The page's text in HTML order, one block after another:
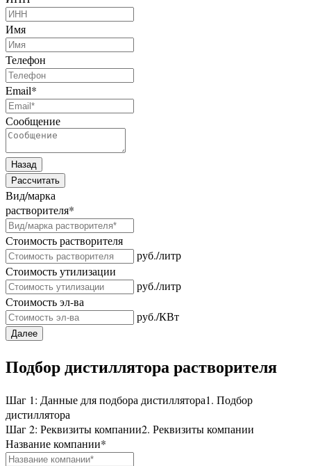
Имя
Телефон
Email*
Сообщение
Назад
Рассчитать
Вид/марка
растворителя*
Стоимость растворителя
руб./литр
Стоимость утилизации
руб./литр
Стоимость эл-ва
руб./КВт
Далее
Подбор дистиллятора растворителя
Шаг 1: Данные для подбора дистиллятора1. Подбор
дистиллятора
Шаг 2: Реквизиты компании2. Реквизиты компании
Название компании*